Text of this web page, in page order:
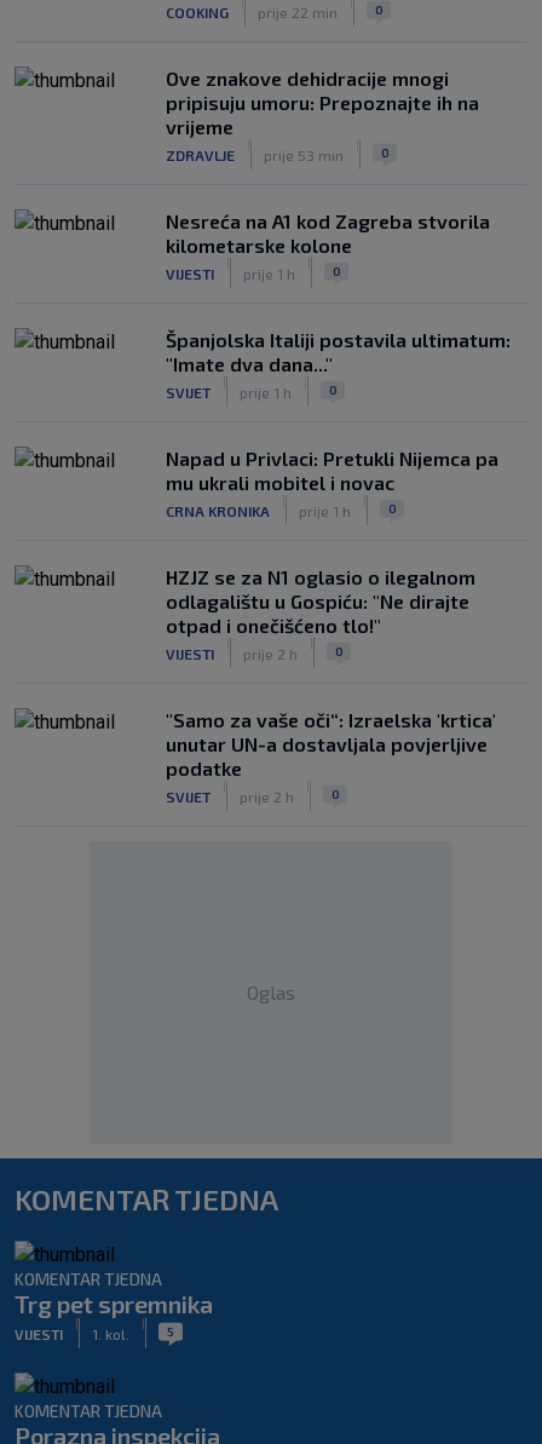
COOKING prije 22 min 0
Ove znakove dehidracije mnogi
pripisuju umoru: Prepoznajte ih na
vrijeme
ZDRAVLJE prije 53 min 0
Nesreća na A1 kod Zagreba stvorila
kilometarske kolone
VIJESTI prije 1 h 0
Španjolska Italiji postavila ultimatum:
"Imate dva dana..."
SVIJET prije 1 h 0
Napad u Privlaci: Pretukli Nijemca pa
mu ukrali mobitel i novac
CRNA KRONIKA prije 1 h 0
HZJZ se za N1 oglasio o ilegalnom
odlagalištu u Gospiću: "Ne dirajte
otpad i onečišćeno tlo!"
VIJESTI prije 2 h 0
"Samo za vaše oči“: Izraelska 'krtica'
unutar UN-a dostavljala povjerljive
podatke
SVIJET prije 2 h 0
Oglas
KOMENTAR TJEDNA
KOMENTAR TJEDNA
Trg pet spremnika
VIJESTI 1. kol. 5
KOMENTAR TJEDNA
Porazna inspekcija